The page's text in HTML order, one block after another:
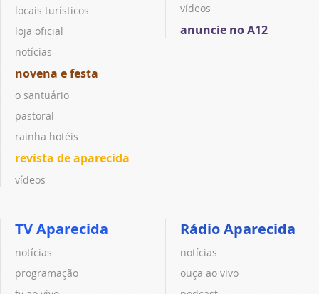
locais turísticos
loja oficial
notícias
novena e festa
o santuário
pastoral
rainha hotéis
revista de aparecida
vídeos
vídeos
anuncie no A12
TV Aparecida
notícias
programação
Rádio Aparecida
notícias
ouça ao vivo